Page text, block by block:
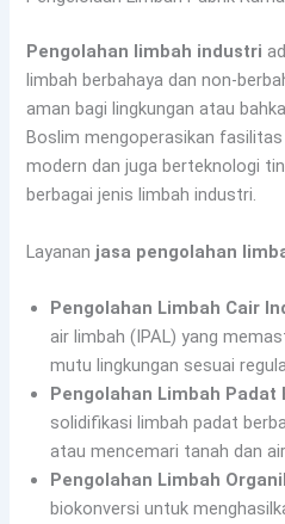
Pengolahan limbah industri
limbah berbahaya dan non-
aman bagi lingkungan atau
Boslim mengoperasikan
modern dan juga berteknologi
berbagai jenis limbah industri.
Layanan jasa pengolahan
Pengolahan Limbah Cair
air limbah (IPAL) yang
mutu lingkungan sesuai
Pengolahan Limbah Padat
solidifikasi limbah padat
atau mencemari tanah dan air
Pengolahan Limbah
biokonversi untuk